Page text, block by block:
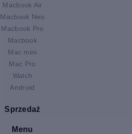
Macbook Air
Macbook Neo
Macbook Pro
Macbook
Mac mini
Mac Pro
Watch
Android
Sprzedaż
Menu